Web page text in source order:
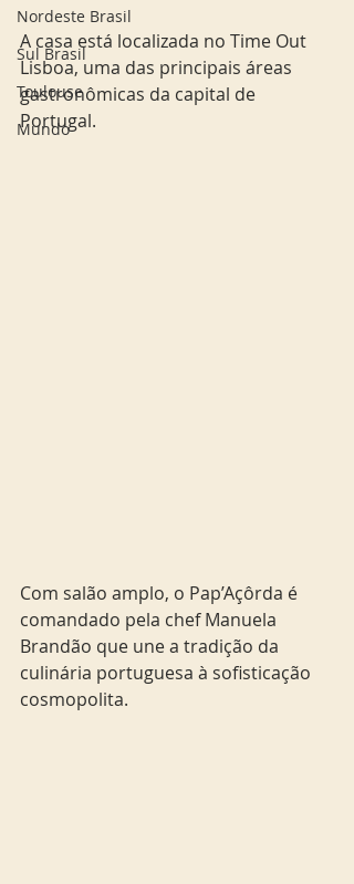
Nordeste Brasil
Sul Brasil
Toulouse
Mundo
A casa está localizada no Time Out
Lisboa, uma das principais áreas
gastronômicas da capital de
Portugal.
Com salão amplo, o Pap’Açôrda é
comandado pela chef Manuela
Brandão que une a tradição da
culinária portuguesa à sofisticação
cosmopolita.